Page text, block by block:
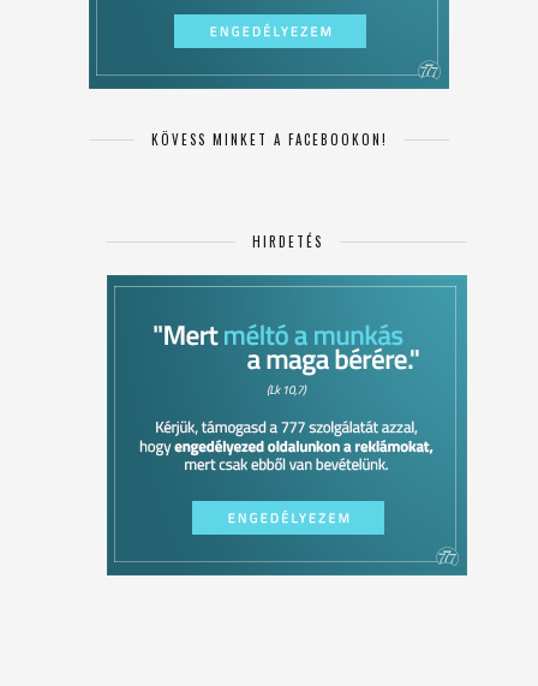
KÖVESS MINKET A FACEBOOKON!
HIRDETÉS